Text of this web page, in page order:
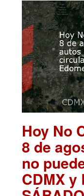
Hoy No
8 de
no
CDMX y